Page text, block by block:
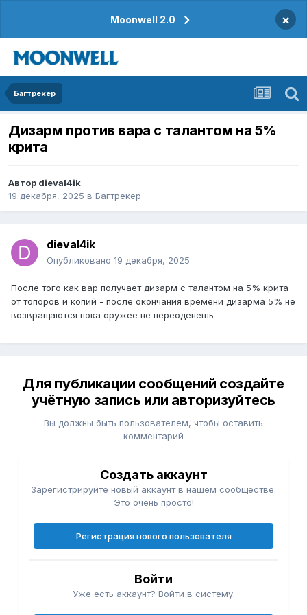
Moonwell 2.0 ×
Багтрекер
Дизарм против вара с талантом на 5%
крита
Автор dieval4ik
19 декабря, 2025 в Багтрекер
dieval4ik
Опубликовано 19 декабря, 2025
После того как вар получает дизарм с талантом на 5% крита
от топоров и копий - после окончания времени дизарма 5% не
возвращаются пока оружее не переоденешь
Для публикации сообщений создайте
учётную запись или авторизуйтесь
Вы должны быть пользователем, чтобы оставить
комментарий
Создать аккаунт
Зарегистрируйте новый аккаунт в нашем сообществе.
Это очень просто!
Регистрация нового пользователя
Войти
Уже есть аккаунт? Войти в систему.